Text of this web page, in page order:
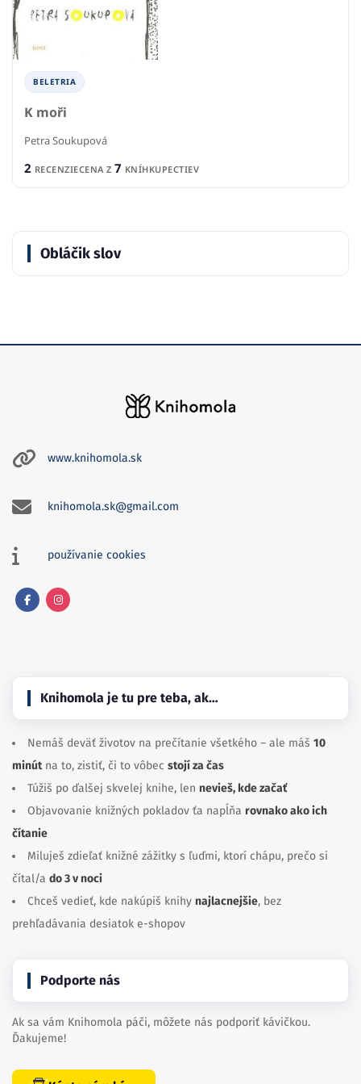
BELETRIA
K moři
Petra Soukupová
2 RECENZIECENA Z 7 KNÍHKUPECTIEV
Obláčik slov
www.knihomola.sk
knihomola.sk@gmail.com
používanie cookies
Knihomola je tu pre teba, ak…
Nemáš deväť životov na prečítanie všetkého – ale máš 10
minútna to, zistiť, či to vôbec stojí za čas
Túžiš po ďalšej skvelej knihe, len nevieš, kde začať
Objavovanie knižných pokladov ťa napĺňa rovnako ako ich
čítanie
Miluješ zdieľať knižné zážitky s ľuďmi, ktorí chápu, prečo si
čítal/a do 3 v noci
Chceš vedieť, kde nakúpiš knihy najlacnejšie, bez
prehľadávania desiatok e-shopov
Podporte nás
Ak sa vám Knihomola páči, môžete nás podporiť kávičkou.
Ďakujeme!